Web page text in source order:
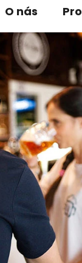
O nás